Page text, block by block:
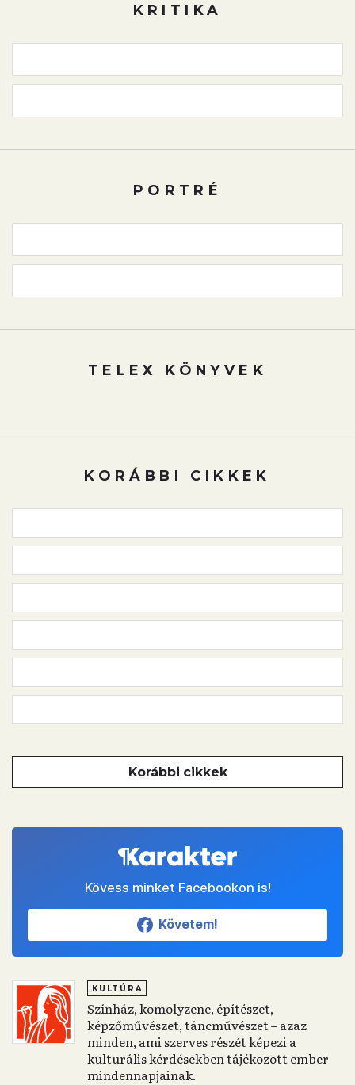
KRITIKA
PORTRÉ
TELEX KÖNYVEK
KORÁBBI CIKKEK
Korábbi cikkek
Kövess minket Facebookon is!
Követem!
KULTÚRA
Színház, komolyzene, építészet,
képzőművészet, táncművészet – azaz
minden, ami szerves részét képezi a
kulturális kérdésekben tájékozott ember
mindennapjainak.